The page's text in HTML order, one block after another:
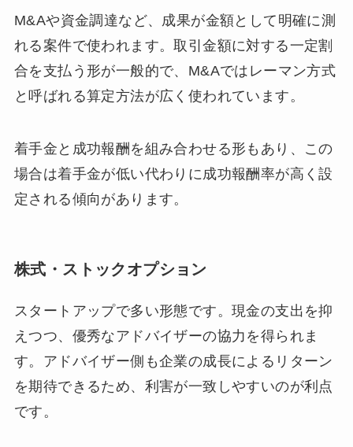
M&Aや資金調達など、成果が金額として明確に測
れる案件で使われます。取引金額に対する一定割
合を支払う形が一般的で、M&Aではレーマン方式
と呼ばれる算定方法が広く使われています。
着手金と成功報酬を組み合わせる形もあり、この
場合は着手金が低い代わりに成功報酬率が高く設
定される傾向があります。
株式・ストックオプション
スタートアップで多い形態です。現金の支出を抑
えつつ、優秀なアドバイザーの協力を得られま
す。アドバイザー側も企業の成長によるリターン
を期待できるため、利害が一致しやすいのが利点
です。